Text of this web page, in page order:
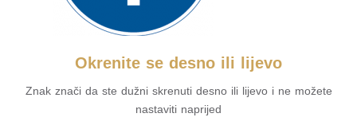
Okrenite se desno ili lijevo
Znak znači da ste dužni skrenuti desno ili lijevo i ne možete
nastaviti naprijed